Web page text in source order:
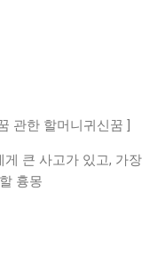
관한 할머니귀신꿈 ]
큰 사고가 있고, 가장
흉몽